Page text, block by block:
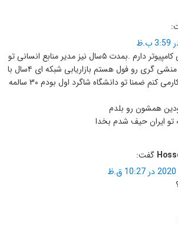
سلام من مهندسی کامپیوتر دارم .بمدت ۵سال نیز مدیر منابع انسانی تو
اداره دولتی بودم منشی گری رو فول هستم بازاریابی شبکه ای ۴سال با
تجربه عالی دارم کارمی کنم ضمنا تو دانشگاه شاگرد اول بودم ۳۰ سالمه
همشون رو بلدم
تو ایران حیف شدم بخدا
گفت: